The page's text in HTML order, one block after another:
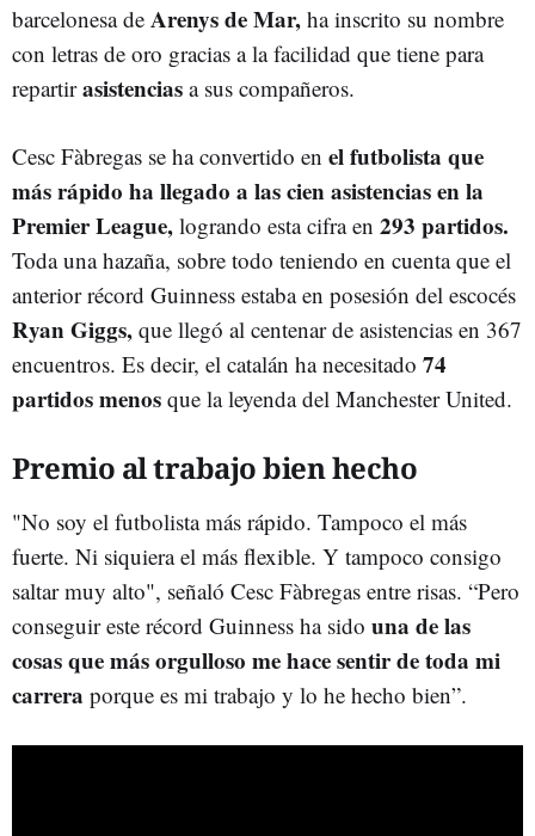
barcelonesa de Arenys de Mar, ha inscrito su nombre
con letras de oro gracias a la facilidad que tiene para
repartirasistencias a sus compañeros.
Cesc Fàbregas se ha convertido en el futbolista que
más rápido ha llegado a las cien asistencias en la
Premier League, logrando esta cifra en 293 partidos.
Toda una hazaña, sobre todo teniendo en cuenta que el
anterior récord Guinness estaba en posesión del escocés
Ryan Giggs, que llegó al centenar de asistencias en 367
encuentros. Es decir, el catalán ha necesitado 74
partidos menos que la leyenda del Manchester United.
Premio al trabajo bien hecho
"No soy el futbolista más rápido. Tampoco el más
fuerte. Ni siquiera el más flexible. Y tampoco consigo
saltar muy alto", señaló Cesc Fàbregas entre risas. “Pero
conseguir este récord Guinness ha sido una de las
cosas que más orgulloso me hace sentir de toda mi
carrera porque es mi trabajo y lo he hecho bien”.